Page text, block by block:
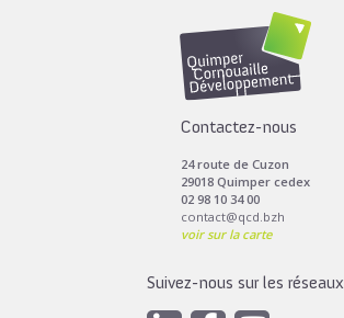
Contactez-nous
24 route de Cuzon
29018 Quimper cedex
02 98 10 34 00
contact@qcd.bzh
voir sur la carte
Suivez-nous sur les réseaux